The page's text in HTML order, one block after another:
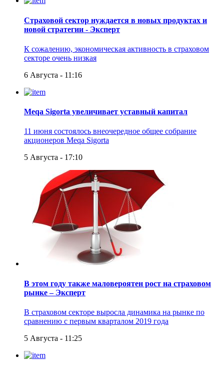
Страховой сектор нуждается в новых продуктах и
новой стратегии - Эксперт
К сожалению, экономическая активность в страховом
секторе очень низкая
6 Августа - 11:16
Meqa Sigorta увеличивает уставный капитал
11 июня состоялось внеочередное общее собрание
акционеров Meqa Sigorta
5 Августа - 17:10
В этом году также маловероятен рост на страховом
рынке – Эксперт
В страховом секторе выросла динамика на рынке по
сравнению с первым кварталом 2019 года
5 Августа - 11:25